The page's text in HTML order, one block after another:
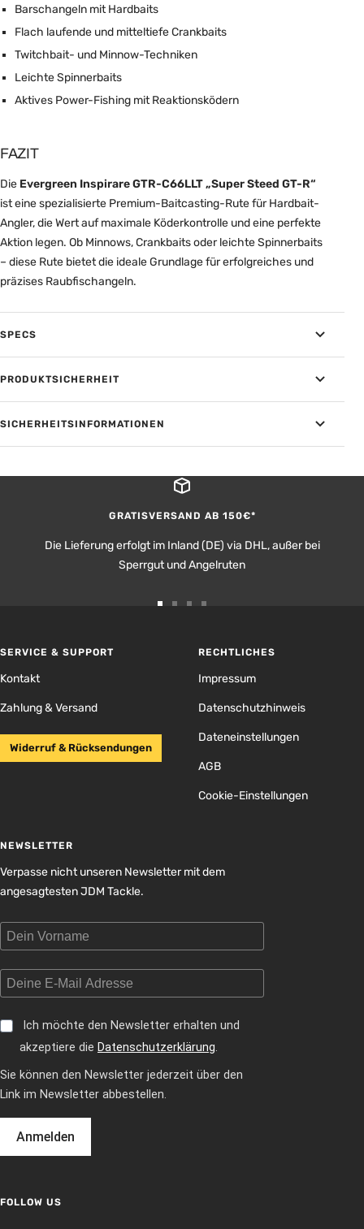
Barschangeln mit Hardbaits
Flach laufende und mitteltiefe Crankbaits
Twitchbait- und Minnow-Techniken
Leichte Spinnerbaits
Aktives Power-Fishing mit Reaktionsködern
FAZIT
Die Evergreen Inspirare GTR-C66LLT „Super Steed GT-R“
ist eine spezialisierte Premium-Baitcasting-Rute für Hardbait-
Angler, die Wert auf maximale Köderkontrolle und eine perfekte
Aktion legen. Ob Minnows, Crankbaits oder leichte Spinnerbaits
– diese Rute bietet die ideale Grundlage für erfolgreiches und
präzises Raubfischangeln.
SPECS
PRODUKTSICHERHEIT
SICHERHEITSINFORMATIONEN
GRATISVERSAND AB 150€*
Die Lieferung erfolgt im Inland (DE) via DHL, außer bei
Sperrgut und Angelruten
4
SERVICE & SUPPORT
Kontakt
Zahlung & Versand
Widerruf & Rücksendungen
RECHTLICHES
Impressum
Datenschutzhinweis
Dateneinstellungen
AGB
Cookie-Einstellungen
NEWSLETTER
Verpasse nicht unseren Newsletter mit dem
angesagtesten JDM Tackle.
Ich möchte den Newsletter erhalten und
akzeptiere die Datenschutzerklärung.
Sie können den Newsletter jederzeit über den
Link im Newsletter abbestellen.
Anmelden
FOLLOW US